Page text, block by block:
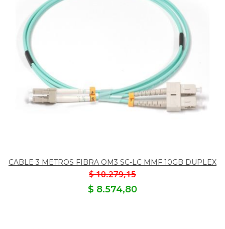
CABLE 3 METROS FIBRA OM3 SC-LC MMF 10GB DUPLEX
$ 10.279,15
$ 8.574,80